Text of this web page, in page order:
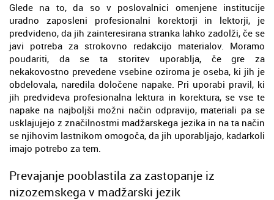
Glede na to, da so v poslovalnici omenjene institucije
uradno zaposleni profesionalni korektorji in lektorji, je
predvideno, da jih zainteresirana stranka lahko zadolži, če se
javi potreba za strokovno redakcijo materialov. Moramo
poudariti, da se ta storitev uporablja, če gre za
nekakovostno prevedene vsebine oziroma je oseba, ki jih je
obdelovala, naredila določene napake. Pri uporabi pravil, ki
jih predvideva profesionalna lektura in korektura, se vse te
napake na najboljši možni način odpravijo, materiali pa se
usklajujejo z značilnostmi madžarskega jezika in na ta način
se njihovim lastnikom omogoča, da jih uporabljajo, kadarkoli
imajo potrebo za tem.
Prevajanje pooblastila za zastopanje iz
nizozemskega v madžarski jezik